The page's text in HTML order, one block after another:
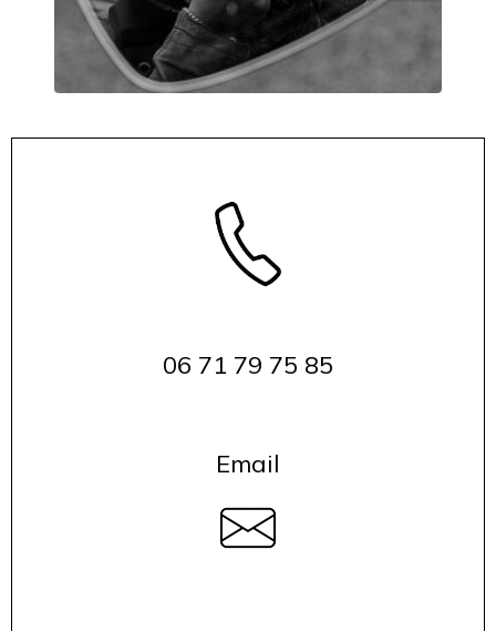
06 71 79 75 85
Email